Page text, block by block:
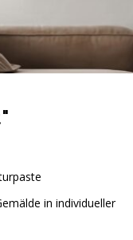
in individueller